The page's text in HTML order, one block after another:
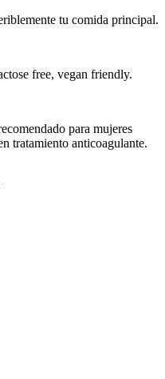
tu comida principal.
free, vegan friendly.
para mujeres
tratamiento anticoagulante.